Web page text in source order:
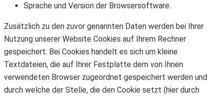
Sprache und Version der Browsersoftware.
Zusätzlich zu den zuvor genannten Daten werden bei Ihrer
Nutzung unserer Website Cookies auf Ihrem Rechner
gespeichert. Bei Cookies handelt es sich um kleine
Textdateien, die auf Ihrer Festplatte dem von Ihnen
verwendeten Browser zugeordnet gespeichert werden und
durch welche der Stelle, die den Cookie setzt (hier durch